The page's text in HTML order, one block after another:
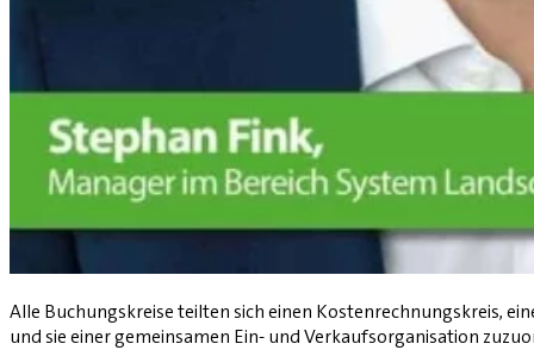
Alle Buchungskreise teilten sich einen Kostenrechnungskreis,
und sie einer gemeinsamen Ein- und Verkaufsorganisation